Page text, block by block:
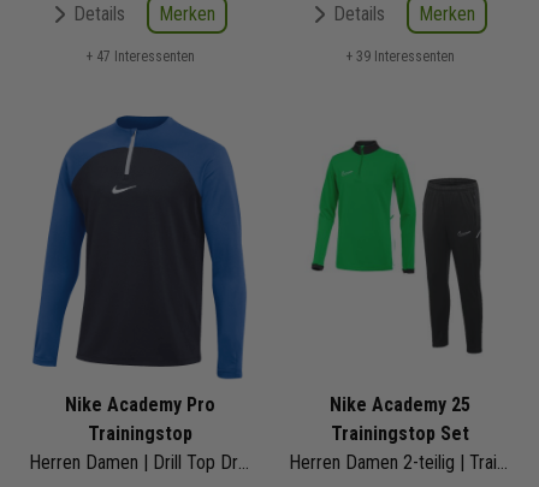
Details Merken
+ 47 Interessenten
Details Merken
+ 39 Interessenten
Nike Academy Pro
Trainingstop
Nike Academy 25
Trainingstop Set